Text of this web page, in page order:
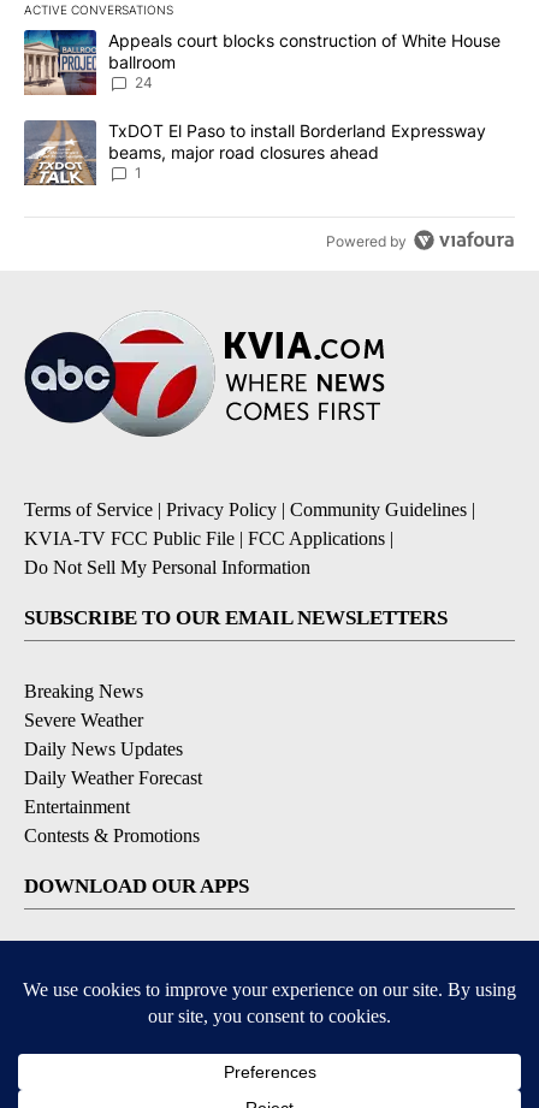
ACTIVE CONVERSATIONS
The following is a list of the most commented articles in the last
A trending article titled "Appeals court blocks construction of
Appeals court blocks construction of White House
ballroom
24
A trending article titled "TxDOT El Paso to install Borderland
TxDOT El Paso to install Borderland Expressway
beams, major road closures ahead
1
Powered by
Terms of Service | Privacy Policy | Community Guidelines |
KVIA-TV FCC Public File | FCC Applications |
Do Not Sell My Personal Information
SUBSCRIBE TO OUR EMAIL NEWSLETTERS
Breaking News
Severe Weather
Daily News Updates
Daily Weather Forecast
Entertainment
Contests & Promotions
DOWNLOAD OUR APPS